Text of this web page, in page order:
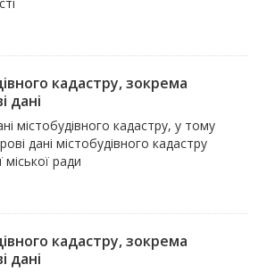
кадастру, зокрема
дані
містобудівного кадастру, у тому
дані містобудівного кадастру
міської ради
кадастру, зокрема
дані